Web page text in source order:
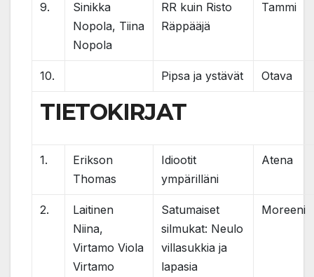
9.
Sinikka
Nopola, Tiina
Nopola
RR kuin Risto
Räppääjä
Tammi
10. Pipsa ja ystävät Otava
TIETOKIRJAT
1.
Erikson
Thomas
Idiootit
ympärilläni
Atena
2.
Laitinen
Niina,
Virtamo Viola
Virtamo
Satumaiset
silmukat: Neulo
villasukkia ja
lapasia
Moreeni